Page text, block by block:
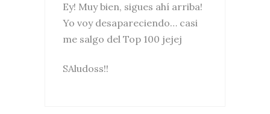
Ey! Muy bien, sigues ahí arriba!
Yo voy desapareciendo… casi
me salgo del Top 100 jejej
SAludoss!!